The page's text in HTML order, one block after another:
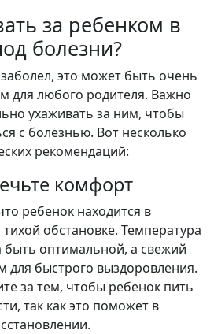
за ребенком в
болезни?
это может быть очень
для любого родителя. Важно
ухаживать за ним, чтобы
с болезнью. Вот несколько
рекомендаций:
комфорт
ребенок находится в
обстановке. Температура
быть оптимальной, а свежий
для быстрого выздоровления.
за тем, чтобы ребенок пить
так как это поможет в